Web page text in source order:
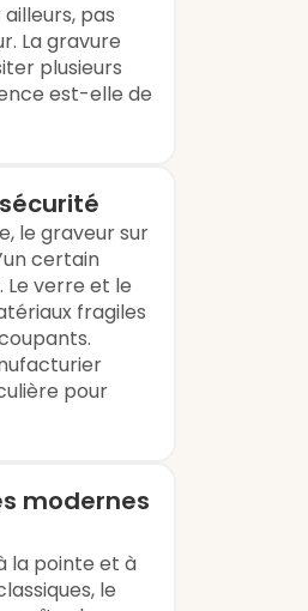
ailleurs, pas
La gravure
plusieurs
est-elle de
le graveur sur
certain
verre et le
fragiles
pour
modernes
la pointe et à
le